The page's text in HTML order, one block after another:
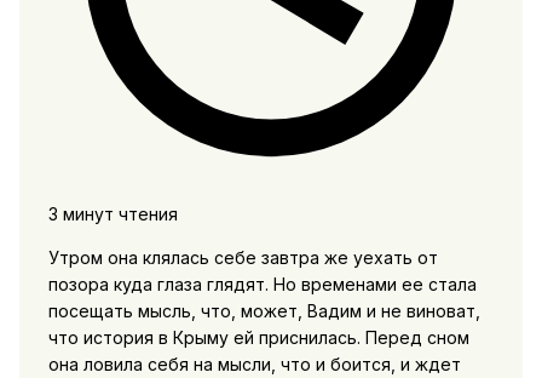
3 минут чтения
Утром она клялась себе завтра же уехать от
позора куда глаза глядят. Но временами ее стала
посещать мысль, что, может, Вадим и не виноват,
что история в Крыму ей приснилась. Перед сном
она ловила себя на мысли, что и боится, и ждет